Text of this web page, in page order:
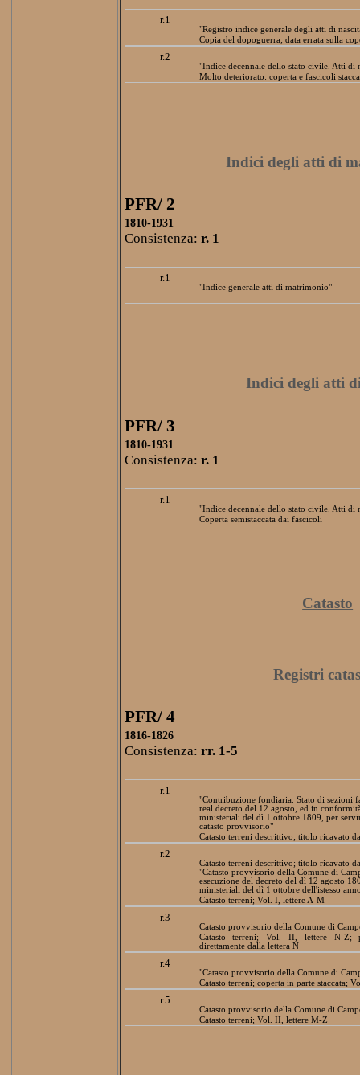
r.1
"Registro indice generale degli atti di
Copia del dopoguerra; data errata sulla
r.2
"Indice decennale dello stato civile. Atti di
Molto deteriorato: coperta e fascicoli
Indici degli atti di
PFR/ 2
1810-1931
Consistenza: r. 1
r.1
"Indice generale atti di matrimonio"
Indici degli atti
PFR/ 3
1810-1931
Consistenza: r. 1
r.1
"Indice decennale dello stato civile. Atti di
Coperta semistaccata dai fascicoli
Catasto
Registri
PFR/ 4
1816-1826
Consistenza: rr. 1-5
r.1
"Contribuzione fondiaria. Stato di sezioni
real decreto del 12 agosto, ed in
ministeriali del dì 1 ottobre 1809, per
catasto provvisorio"
Catasto terreni descrittivo; titolo ricavato
r.2
Catasto terreni descrittivo; titolo ricavato
"Catasto provvisorio della Comune di
esecuzione del decreto del dì 12 agosto
ministeriali del dì 1 ottobre dell'istesso
Catasto terreni; Vol. I, lettere A-M
r.3
Catasto provvisorio della Comune di
Catasto terreni; Vol. II, lettere N-
direttamente dalla lettera N
r.4
"Catasto provvisorio della Comune di
Catasto terreni; coperta in parte staccata;
r.5
Catasto provvisorio della Comune di
Catasto terreni; Vol. II, lettere M-Z